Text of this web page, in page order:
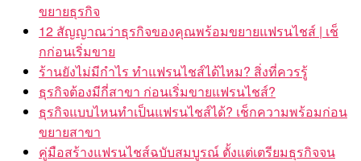
ขยายธุรกิจ
12 สัญญาณว่าธุรกิจของคุณพร้อมขยายแฟรนไชส์ | เช็
กก่อนเริ่มขาย
ร้านยังไม่มีกำไร ทำแฟรนไชส์ได้ไหม? สิ่งที่ควรรู้
ธุรกิจต้องมีกี่สาขา ก่อนเริ่มขายแฟรนไชส์?
ธุรกิจแบบไหนทำเป็นแฟรนไชส์ได้? เช็กความพร้อมก่อน
ขยายสาขา
คู่มือสร้างแฟรนไชส์ฉบับสมบูรณ์ ตั้งแต่เตรียมธุรกิจจน